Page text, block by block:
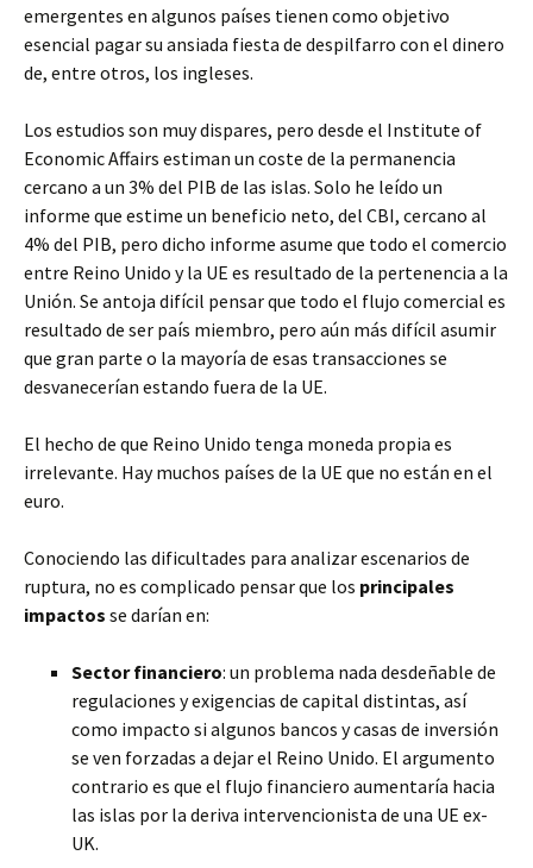
emergentes en algunos países tienen como objetivo
esencial pagar su ansiada fiesta de despilfarro con el dinero
de, entre otros, los ingleses.
Los estudios son muy dispares, pero desde el Institute of
Economic Affairs estiman un coste de la permanencia
cercano a un 3% del PIB de las islas. Solo he leído un
informe que estime un beneficio neto, del CBI, cercano al
4% del PIB, pero dicho informe asume que todo el comercio
entre Reino Unido y la UE es resultado de la pertenencia a la
Unión. Se antoja difícil pensar que todo el flujo comercial es
resultado de ser país miembro, pero aún más difícil asumir
que gran parte o la mayoría de esas transacciones se
desvanecerían estando fuera de la UE.
El hecho de que Reino Unido tenga moneda propia es
irrelevante. Hay muchos países de la UE que no están en el
euro.
Conociendo las dificultades para analizar escenarios de
ruptura, no es complicado pensar que los principales
impactos se darían en:
Sector financiero: un problema nada desdeñable de
regulaciones y exigencias de capital distintas, así
como impacto si algunos bancos y casas de inversión
se ven forzadas a dejar el Reino Unido. El argumento
contrario es que el flujo financiero aumentaría hacia
las islas por la deriva intervencionista de una UE ex-
UK.